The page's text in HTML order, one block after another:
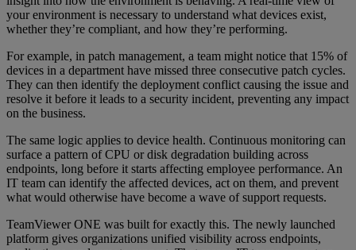
your environment is necessary to understand what devices exist,
whether they’re compliant, and how they’re performing.
For example, in patch management, a team might notice that 15% of
devices in a department have missed three consecutive patch cycles.
They can then identify the deployment conflict causing the issue and
resolve it before it leads to a security incident, preventing any impact
on the business.
The same logic applies to device health. Continuous monitoring can
surface a pattern of CPU or disk degradation building across
endpoints, long before it starts affecting employee performance. An
IT team can identify the affected devices, act on them, and prevent
what would otherwise have become a wave of support requests.
TeamViewer ONE was built for exactly this. The newly launched
platform gives organizations unified visibility across endpoints,